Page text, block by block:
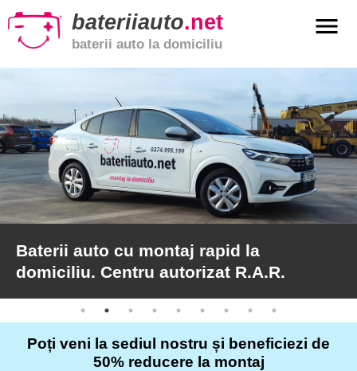
bateriiauto.net
baterii auto la domiciliu
menu
Baterii
moto
Baterii
de
camion
Articole
Baterii auto cu montaj rapid la
domiciliu. Centru autorizat R.A.R.
Poți veni la sediul nostru și beneficiezi de
50% reducere la montaj